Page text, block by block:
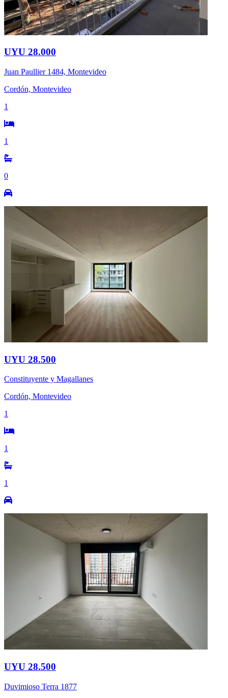
UYU 28.000
Juan Paullier 1484, Montevideo
Cordón, Montevideo
1
1
0
UYU 28.500
Constituyente y Magallanes
Cordón, Montevideo
1
1
1
UYU 28.500
Duvimioso Terra 1877